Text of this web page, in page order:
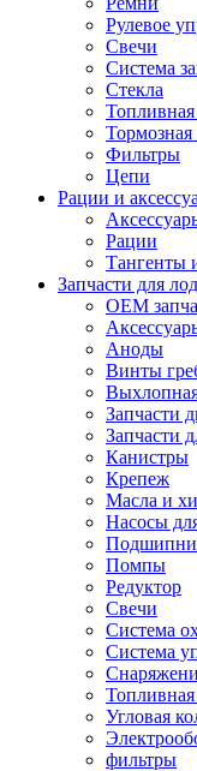
Рулевое
Свечи
Система
Стекла
Топливная
Тормозная
Фильтры
Цепи
Рации и
Рации
Тангенты
Запчасти для
OEM
Аноды
Винты
Запчасти
Запчасти
Канистры
Крепеж
Масла и
Насосы
Помпы
Редуктор
Свечи
Система
Система
Топливная
Угловая
фильтры